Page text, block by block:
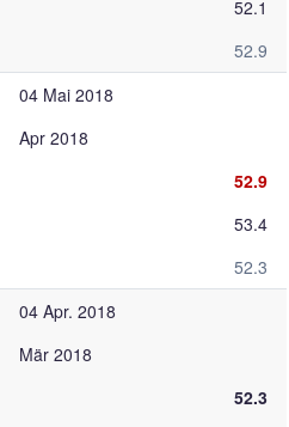
52.1
52.9
04 Mai 2018
Apr 2018
52.9
53.4
52.3
04 Apr. 2018
Mär 2018
52.3